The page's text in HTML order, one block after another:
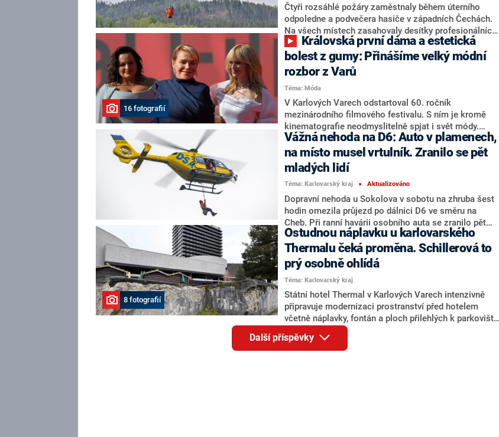
Čtyři rozsáhlé požáry zaměstnaly během úterního
odpoledne a podvečera hasiče v západních Čechách.
Na všech místech zasahovaly desítky profesionálních
i dobrovolných hasičů. Největší požár vypukl u Kšic na
Tachovsku, kde plameny zachvátily přibližně dvanáct
hektarů pole. U Brodu nad Tichou na Tachovsku zase
hořel les, plameny se dostaly i do korun stromů.
Velitel zásahu si vyžádal leteckou pomoc s hašením.
Informoval o tom mluvčí krajských hasičů Petr
Poncar.
16 fotografií
bolest z gumy: Přinášíme velký módní
rozbor z Varů
Téma: Móda
V Karlových Varech odstartoval 60. ročník
mezinárodního filmového festivalu. S ním je kromě
kinematografie neodmyslitelně spjat i svět módy.
Které hvězdy zazářily při zahajovacím ceremoniálu v
hotelu Thermal a které naopak letos vsadily na
špatnou kartu? Pojďme se podívat na modely z
červeného koberce a podrobně je rozebrat s módní
návrhářkou a malířkou Annou Tejklovou.
Vážná nehoda na D6: Auto v plamenech,
na místo musel vrtulník. Zranilo se pět
mladých lidí
Téma: Karlovarský kraj ■ Aktualizováno
Dopravní nehoda u Sokolova v sobotu na zhruba šest
hodin omezila průjezd po dálnici D6 ve směru na
Cheb. Při ranní havárii osobního auta se zranilo pět
lidí, čtyři zranění byla lehká a jedna dívka se středně
těžkým poraněním byla letecky transportována do
plzeňské fakultní nemocnice, sdělili zástupci
záchranných složek. Do akce vyrazil i záchranářský
vrtulník.
8 fotografií
Ostudnou náplavku u karlovarského
Thermalu čeká proměna. Schillerová to
prý osobně ohlídá
Téma: Karlovarský kraj
Státní hotel Thermal v Karlových Varech intenzivně
připravuje modernizaci prostranství před hotelem
včetně náplavky, fontán a ploch přilehlých k parkovišti.
Uvedl to generální ředitel hotelu Vladimír Novák.
Opravy zhruba za 100 milionů korun budou rozděleny
do několika etap a let kvůli konání Mezinárodního
Další příspěvky